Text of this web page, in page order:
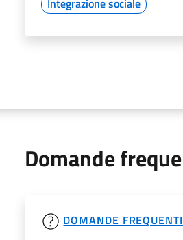
Integrazione sociale
Domande
DOMANDE